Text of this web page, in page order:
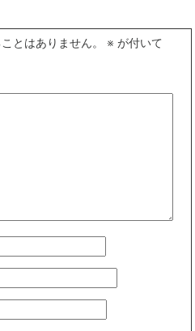
とはありません。 ※ が付いて